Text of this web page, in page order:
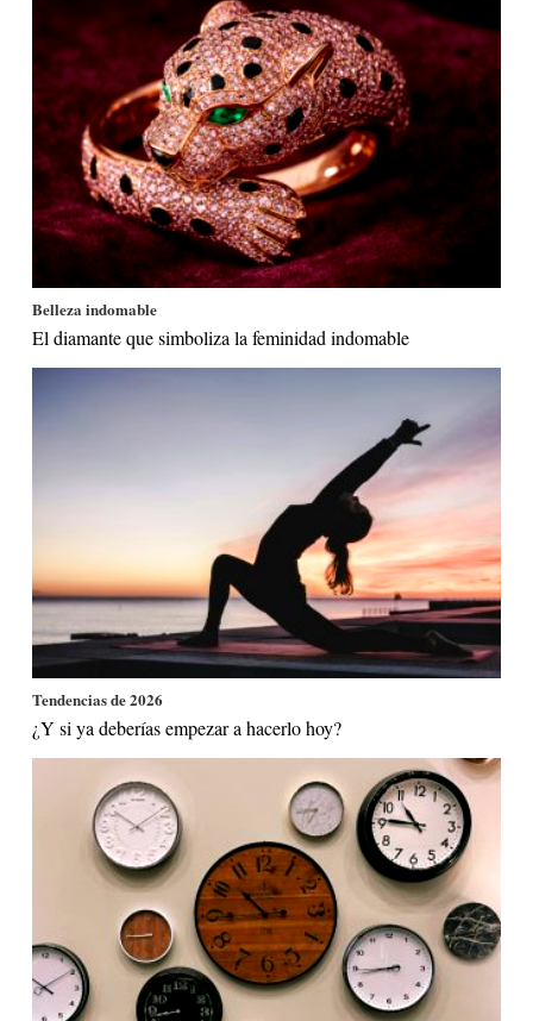
Belleza indomable
El diamante que simboliza la feminidad indomable
Tendencias de 2026
¿Y si ya deberías empezar a hacerlo hoy?